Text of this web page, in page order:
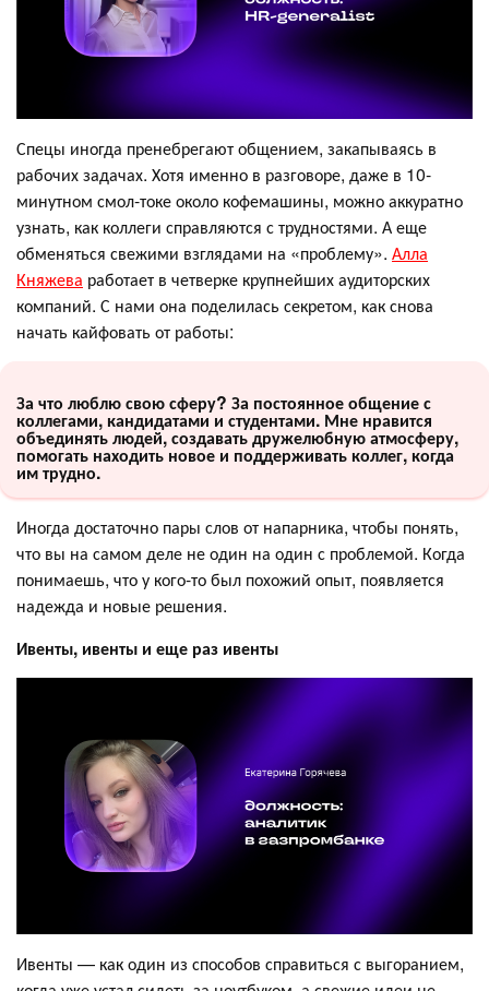
Спецы иногда пренебрегают общением, закапываясь в
рабочих задачах. Хотя именно в разговоре, даже в 10-
минутном смол-токе около кофемашины, можно аккуратно
узнать, как коллеги справляются с трудностями. А еще
обменяться свежими взглядами на «проблему». Алла
Княжева работает в четверке крупнейших аудиторских
компаний. С нами она поделилась секретом, как снова
начать кайфовать от работы:
За что люблю свою сферу? За постоянное общение с
коллегами, кандидатами и студентами. Мне нравится
объединять людей, создавать дружелюбную атмосферу,
помогать находить новое и поддерживать коллег, когда
им трудно.
Иногда достаточно пары слов от напарника, чтобы понять,
что вы на самом деле не один на один с проблемой. Когда
понимаешь, что у кого-то был похожий опыт, появляется
надежда и новые решения.
Ивенты, ивенты и еще раз ивенты
Ивенты — как один из способов справиться с выгоранием,